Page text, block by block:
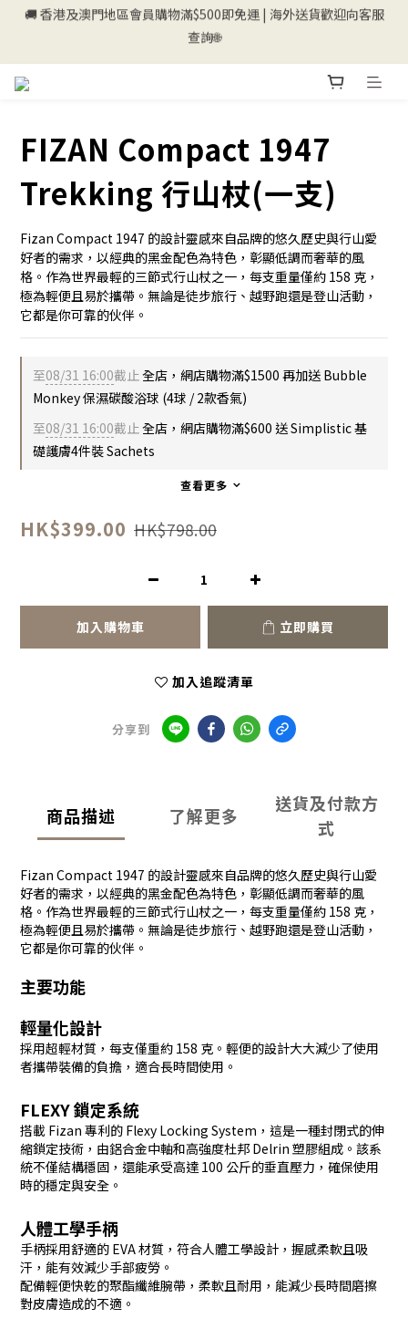
💰新登記會員即送50購物金💰
查詢🌐
FIZAN Compact 1947
Trekking 行山杖(一支)
Fizan Compact 1947 的設計靈感來自品牌的悠久歷史與行山愛
好者的需求，以經典的黑金配色為特色，彰顯低調而奢華的風
格。作為世界最輕的三節式行山杖之一，每支重量僅約 158 克，
極為輕便且易於攜帶。無論是徒步旅行、越野跑還是登山活動，
它都是你可靠的伙伴。
至08/31 16:00截止全店，網店購物滿$1500 再加送 Bubble
Monkey 保濕碳酸浴球 (4球 / 2款香氣)
至08/31 16:00截止全店，網店購物滿$600 送 Simplistic 基
礎護膚4件裝 Sachets
查看更多
HK$399.00 HK$798.00
加入購物車 立即購買
加入追蹤清單
分享到
商品描述 了解更多
送貨及付款方
式
Fizan Compact 1947 的設計靈感來自品牌的悠久歷史與行山愛
好者的需求，以經典的黑金配色為特色，彰顯低調而奢華的風
格。作為世界最輕的三節式行山杖之一，每支重量僅約 158 克，
極為輕便且易於攜帶。無論是徒步旅行、越野跑還是登山活動，
它都是你可靠的伙伴。
主要功能
輕量化設計
採用超輕材質，每支僅重約 158 克。輕便的設計大大減少了使用
者攜帶裝備的負擔，適合長時間使用。
FLEXY 鎖定系統
搭載 Fizan 專利的 Flexy Locking System，這是一種封閉式的伸
縮鎖定技術，由鋁合金中軸和高強度杜邦 Delrin 塑膠組成。該系
統不僅結構穩固，還能承受高達 100 公斤的垂直壓力，確保使用
時的穩定與安全。
人體工學手柄
手柄採用舒適的 EVA 材質，符合人體工學設計，握感柔軟且吸
汗，能有效減少手部疲勞。
配備輕便快乾的聚酯纖維腕帶，柔軟且耐用，能減少長時間磨擦
對皮膚造成的不適。